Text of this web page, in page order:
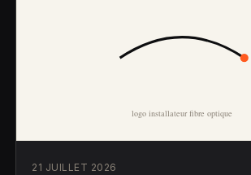
21 JUILLET 2026